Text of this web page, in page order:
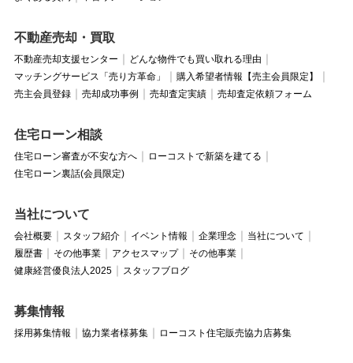
不動産売却・買取
不動産売却支援センター
どんな物件でも買い取れる理由
マッチングサービス「売り方革命」
購入希望者情報【売主会員限定】
売主会員登録
売却成功事例 売却査定実績 売却査定依頼フォーム
住宅ローン相談
住宅ローン審査が不安な方へ
ローコストで新築を建てる
住宅ローン裏話(会員限定)
当社について
会社概要 スタッフ紹介 イベント情報 企業理念
当社について
履歴書
その他事業 アクセスマップ
その他事業
健康経営優良法人2025
スタッフブログ
募集情報
採用募集情報 協力業者様募集 ローコスト住宅販売協力店募集